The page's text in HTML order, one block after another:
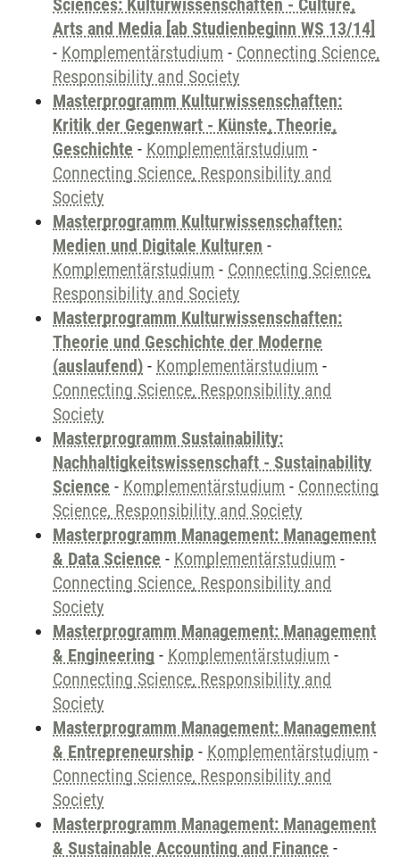
Sciences: Kulturwissenschaften - Culture,
Arts and Media [ab Studienbeginn WS 13/14]
- Komplementärstudium - Connecting Science,
Responsibility and Society
Masterprogramm Kulturwissenschaften:
Kritik der Gegenwart - Künste, Theorie,
Geschichte - Komplementärstudium -
Connecting Science, Responsibility and
Society
Masterprogramm Kulturwissenschaften:
Medien und Digitale Kulturen -
Komplementärstudium - Connecting Science,
Responsibility and Society
Masterprogramm Kulturwissenschaften:
Theorie und Geschichte der Moderne
(auslaufend) - Komplementärstudium -
Connecting Science, Responsibility and
Society
Masterprogramm Sustainability:
Nachhaltigkeitswissenschaft - Sustainability
Science - Komplementärstudium - Connecting
Science, Responsibility and Society
Masterprogramm Management: Management
& Data Science - Komplementärstudium -
Connecting Science, Responsibility and
Society
Masterprogramm Management: Management
& Engineering - Komplementärstudium -
Connecting Science, Responsibility and
Society
Masterprogramm Management: Management
& Entrepreneurship - Komplementärstudium -
Connecting Science, Responsibility and
Society
Masterprogramm Management: Management
& Sustainable Accounting and Finance -